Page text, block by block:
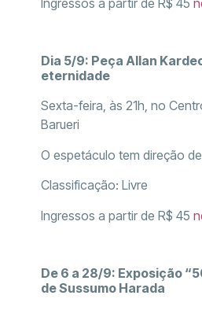
Dia 5/9: Peça Allan
eternidade
Sexta-feira, às 21h, no
Barueri
O espetáculo tem direção
Classificação: Livre
Ingressos a partir de R$ 45
De 6 a 28/9: Exposição
de Sussumo Harada